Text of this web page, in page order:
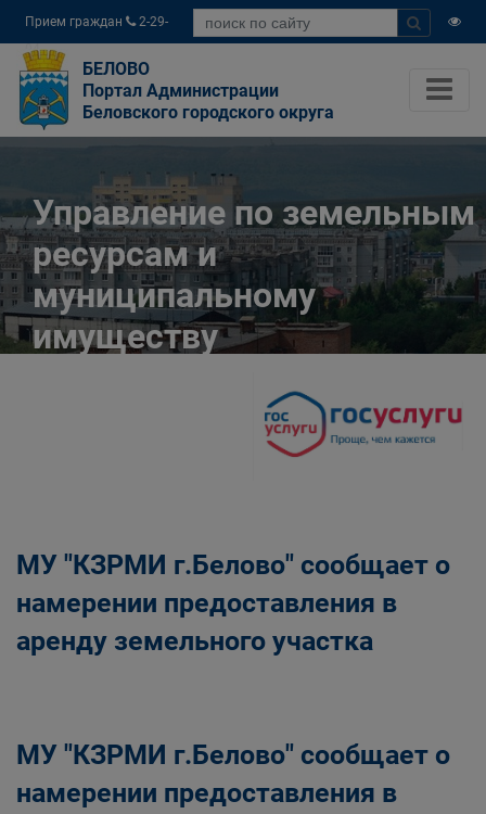
Прием граждан
2-29-
04
БЕЛОВО
Портал Администрации
Беловского городского округа
Управление по земельным
ресурсам и
муниципальному
имуществу
Беловского городского
Беловского городского округа
Управление по земельным ресурсам и
муниципальному имуществу Администрации
Беловского городского округа
МУ "КЗРМИ г.Белово" сообщает о
намерении предоставления в
аренду земельного участка
МУ "КЗРМИ г.Белово" сообщает о
намерении предоставления в